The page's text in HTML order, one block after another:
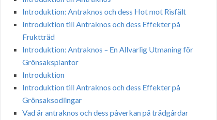
Introduktion: Antraknos och dess Hot mot Risfält
Introduktion till Antraknos och dess Effekter på
Fruktträd
Introduktion: Antraknos – En Allvarlig Utmaning för
Grönsaksplantor
Introduktion
Introduktion till Antraknos och dess Effekter på
Grönsaksodlingar
Vad är antraknos och dess påverkan på trädgårdar